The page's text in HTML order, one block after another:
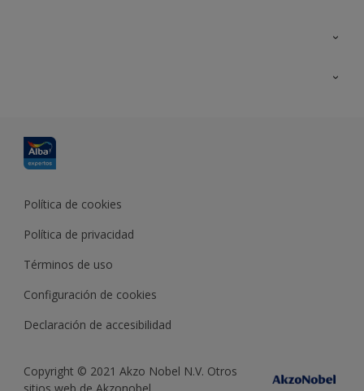
Política de cookies
Política de privacidad
Términos de uso
Configuración de cookies
Declaración de accesibilidad
Copyright © 2021 Akzo Nobel N.V. Otros
sitios web de Akzonobel